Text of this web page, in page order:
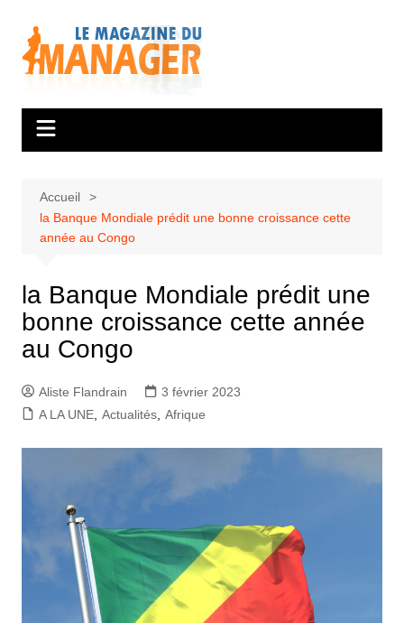
contenu
Accueil
la Banque Mondiale prédit une bonne croissance cette
année au Congo
la Banque Mondiale prédit une
bonne croissance cette année
au Congo
Aliste Flandrain
3 février 2023
A LA UNE, Actualités, Afrique